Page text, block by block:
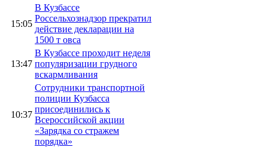
15:05
В Кузбассе
Россельхознадзор прекратил
действие декларации на
1500 т овса
13:47
В Кузбассе проходит неделя
популяризации грудного
вскармливания
10:37
Сотрудники транспортной
полиции Кузбасса
присоединились к
Всероссийской акции
«Зарядка со стражем
порядка»